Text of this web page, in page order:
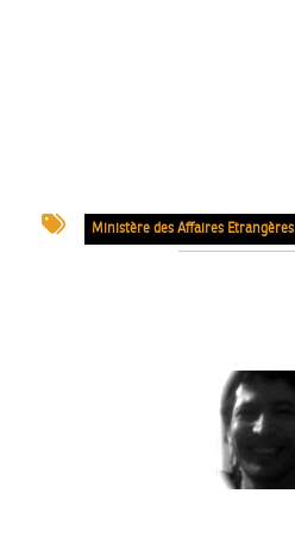
Ministère des Affaires Etrangères